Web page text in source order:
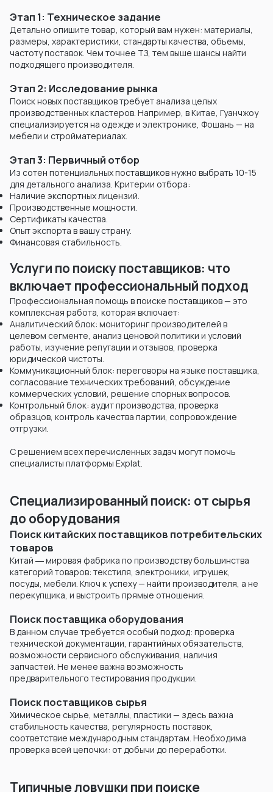
Этап 1: Техническое задание
Детально опишите товар, который вам нужен: материалы,
размеры, характеристики, стандарты качества, объемы,
частоту поставок. Чем точнее ТЗ, тем выше шансы найти
подходящего производителя.
Этап 2: Исследование рынка
Поиск новых поставщиков требует анализа целых
производственных кластеров. Например, в Китае, Гуанчжоу
специализируется на одежде и электронике, Фошань — на
мебели и стройматериалах.
Этап 3: Первичный отбор
Из сотен потенциальных поставщиков нужно выбрать 10-15
для детального анализа. Критерии отбора:
Наличие экспортных лицензий.
Производственные мощности.
Сертификаты качества.
Опыт экспорта в вашу страну.
Финансовая стабильность.
Услуги по поиску поставщиков: что
включает профессиональный подход
Профессиональная помощь в поиске поставщиков — это
комплексная работа, которая включает:
Аналитический блок: мониторинг производителей в
целевом сегменте, анализ ценовой политики и условий
работы, изучение репутации и отзывов, проверка
юридической чистоты.
Коммуникационный блок: переговоры на языке поставщика,
согласование технических требований, обсуждение
коммерческих условий, решение спорных вопросов.
Контрольный блок: аудит производства, проверка
образцов, контроль качества партии, сопровождение
отгрузки.
С решением всех перечисленных задач могут помочь
специалисты платформы Explat.
Специализированный поиск: от сырья
до оборудования
Поиск китайских поставщиков потребительских
товаров
Китай ― мировая фабрика по производству большинства
категорий товаров: текстиля, электроники, игрушек,
посуды, мебели. Ключ к успеху — найти производителя, а не
перекупщика, и выстроить прямые отношения.
Поиск поставщика оборудования
В данном случае требуется особый подход: проверка
технической документации, гарантийных обязательств,
возможности сервисного обслуживания, наличия
запчастей. Не менее важна возможность
предварительного тестирования продукции.
Поиск поставщиков сырья
Химическое сырье, металлы, пластики — здесь важна
стабильность качества, регулярность поставок,
соответствие международным стандартам. Необходима
проверка всей цепочки: от добычи до переработки.
Типичные ловушки при поиске